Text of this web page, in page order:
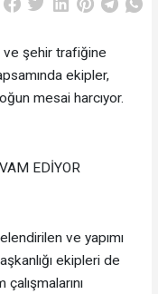
ve şehir trafiğine
ekipler,
mesai harcıyor.
EDİYOR
ve yapımı
ekipleri de